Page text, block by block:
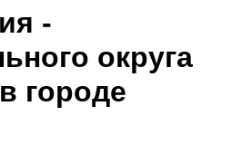
-
округа
городе